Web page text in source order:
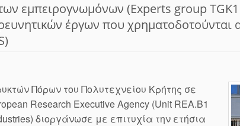
εμπειρογνωμόνων (Experts group TGK1
έργων που χρηματοδοτούνται
Πόρων του Πολυτεχνείου Κρήτης σε
Research Executive Agency (Unit REA.B1
διοργάνωσε με επιτυχία την ετήσια